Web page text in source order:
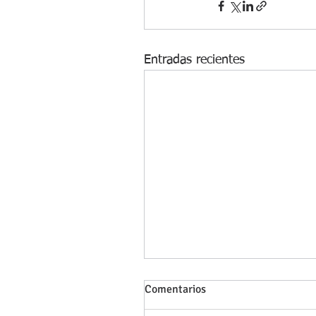
Entradas recientes
Comentarios